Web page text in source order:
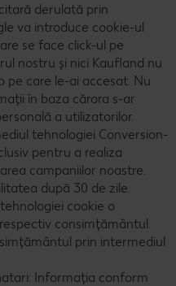
derulată prin
va introduce cookie-ul
se face click-ul pe
nostru și nici Kaufland nu
pe care le-ai accesat. Nu
în baza cărora s-ar
a utilizatorilor.
tehnologiei Conversion-
pentru a realiza
campaniilor noastre.
după 30 de zile.
cookie o
consimțământul.
prin intermediul
Informația conform